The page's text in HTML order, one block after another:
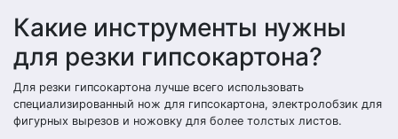
Какие инструменты нужны
для резки гипсокартона?
Для резки гипсокартона лучше всего использовать
специализированный нож для гипсокартона, электролобзик для
фигурных вырезов и ножовку для более толстых листов.